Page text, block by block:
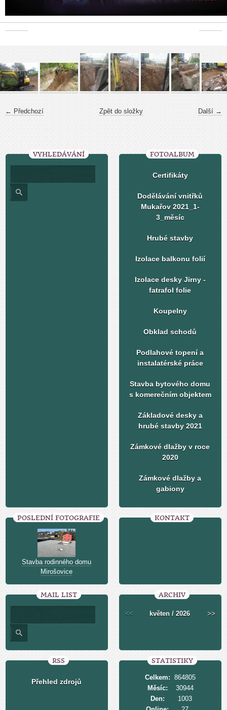
← Předchozí Další →
Zpět do složky
VYHLEDÁVÁNÍ FOTOALBUM
Certifikáty
Dodělávání vnitřků
Mukařov 2021_1-
3_měsíc
Hrubé stavby
Izolace balkonu folií
Izolace desky Jirny -
fatrafol folie
Koupelny
Obklad schodů
Podlahové topení a
instalatérské práce
Stavba bytového domu
s komerečním objektem
Základové desky a
hrubé stavby 2021
Zámkové dlažby v roce
2020
Zámkové dlažby a
gabiony
POSLEDNÍ FOTOGRAFIE
Stavba rodinného domu
Mirošovice
KONTAKT
MAIL LIST ARCHIV
<< květen / 2026 >>
RSS
Přehled zdrojů
STATISTIKY
Celkem: 864805
Měsíc:
30944
Den:
1003